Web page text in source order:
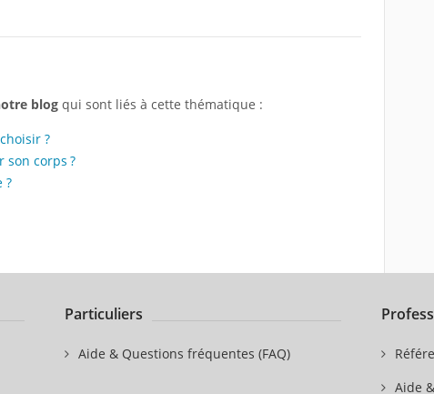
blog qui sont liés à cette thématique :
?
son corps ?
?
Particuliers
Aide & Questions fréquentes (FAQ)
Aide